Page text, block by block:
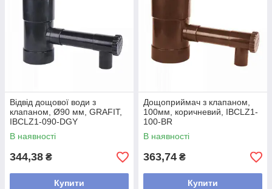
Відвід дощової води з
клапаном, Ø90 мм, GRAFIT,
IBCLZ1-090-DGY
В наявності
344,38 ₴
Купити
Дощоприймач з клапаном,
100мм, коричневий, IBCLZ1-
100-BR
В наявності
363,74 ₴
Купити